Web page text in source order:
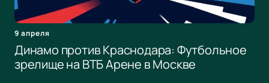
9 апреля
Динамо против Краснодара: Футбольное
зрелище на ВТБ Арене в Москве